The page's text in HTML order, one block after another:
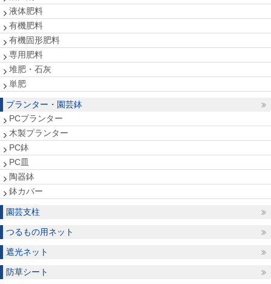
液体肥料
有機肥料
有機固形肥料
専用肥料
堆肥・石灰
単肥
プランター・園芸鉢
PCプランター
木製プランター
PC鉢
PC皿
陶器鉢
鉢カバー
園芸支柱
つるもの用ネット
遮光ネット
防草シート